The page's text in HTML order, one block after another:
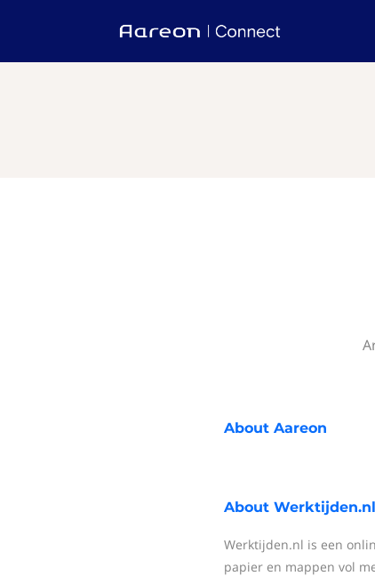
About Aareon
About Werktijden.nl
Werktijden.nl is een
papier en mappen vol